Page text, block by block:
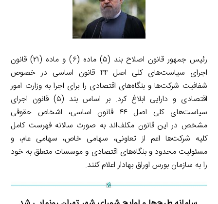
رئیس جمهور قانون اصلاح بند (۵) ماده (۶) و ماده (۲۱) قانون
اجرای سیاست‌های کلی اصل ۴۴ قانون اساسی در خصوص
شفافیت شرکت‌ها و بنگاه‌های اقتصادی را برای اجرا به وزارت امور
اقتصادی و دارایی ابلاغ کرد. بر اساس بند (۵) قانون اجرای
سیاست‌های کلی اصل ۴۴ قانون اساسی، اشخاص حقوقی
مشخص در این قانون مکلف‌اند به صورت سالانه فهرست کامل
کلیه شرکت‌ها اعم از تعاونی، سهامی خاص، سهامی عام، و
مسئولیت محدود و بنگاه‌های اقتصادی و موسسات متعلق به خود
را به سازمان بورس اوراق بهادار اعلام کنند.